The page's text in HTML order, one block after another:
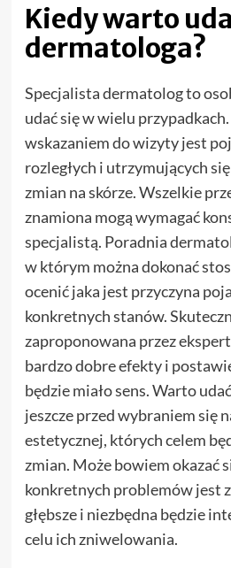
Kiedy warto
dermatologa?
Specjalista dermatolog to
udać się w wielu
wskazaniem do wizyty jest
rozległych i utrzymujących się
zmian na skórze. Wszelkie
znamiona mogą wymagać
specjalistą. Poradnia
w którym można dokonać
ocenić jaka jest przyczyna
konkretnych stanów.
zaproponowana przez
bardzo dobre efekty i
będzie miało sens. Warto
jeszcze przed wybraniem się
estetycznej, których celem
zmian. Może bowiem okazać
konkretnych problemów jest
głębsze i niezbędna będzie
celu ich zniwelowania.